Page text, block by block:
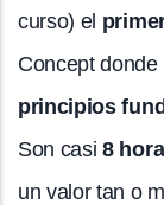
curso) el
Concept
principios
Son casi8
un valor tan o